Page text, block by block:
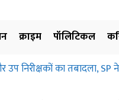
क्राइम पॉलिटिकल
उप निरीक्षकों का तबादला,